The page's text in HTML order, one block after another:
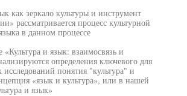
как зеркало культуры и инструмент
рассматривается процесс культурной
в данном процессе
и язык: взаимосвязь и
определения ключевого для
исследований понятия "культура" и
«язык и культура», или в нашей
и язык»